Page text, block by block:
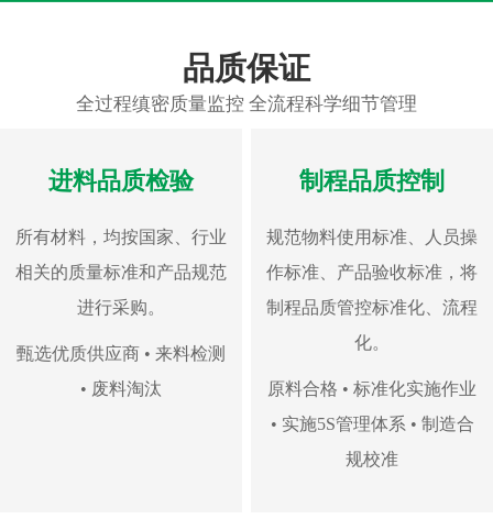
品质保证
全过程缜密质量监控 全流程科学细节管理
进料品质检验
所有材料，均按国家、行业
相关的质量标准和产品规范
进行采购。
甄选优质供应商 • 来料检测
• 废料淘汰
制程品质控制
规范物料使用标准、人员操
作标准、产品验收标准，将
制程品质管控标准化、流程
化。
原料合格 • 标准化实施作业
• 实施5S管理体系 • 制造合
规校准